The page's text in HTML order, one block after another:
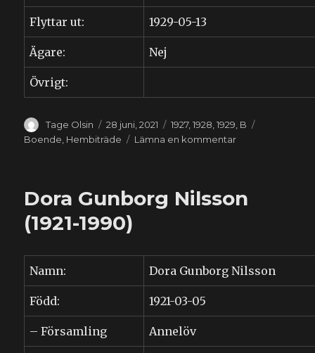
Flyttar ut: 1929-05-13
Ägare: Nej
Övrigt:
Författare
Tage Olsin
Publicerat
den
28 juni, 2021 Kategorier
1927,1928 ,1929 B
Boende Hembiträde Lämna en kommentartill
(1909-
Dora Gunborg Nilsson
(1921-1990)
Namn: Dora Gunborg Nilsson
Född: 1921-03-05
– Församling Annelöv